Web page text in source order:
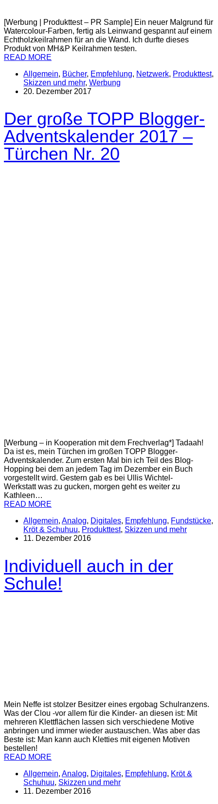
[Werbung | Produkttest – PR Sample] Ein neuer Malgrund für
Watercolour-Farben, fertig als Leinwand gespannt auf einem
Echtholzkeilrahmen für an die Wand. Ich durfte dieses
Produkt von MH&P Keilrahmen testen.
READ MORE
Allgemein, Bücher, Empfehlung, Netzwerk, Produkttest,
Skizzen und mehr, Werbung
20. Dezember 2017
Der große TOPP Blogger-
Adventskalender 2017 –
Türchen Nr. 20
[Werbung – in Kooperation mit dem Frechverlag*] Tadaah!
Da ist es, mein Türchen im großen TOPP Blogger-
Adventskalender. Zum ersten Mal bin ich Teil des Blog-
Hopping bei dem an jedem Tag im Dezember ein Buch
vorgestellt wird. Gestern gab es bei Ullis Wichtel-
Werkstatt was zu gucken, morgen geht es weiter zu
Kathleen…
READ MORE
Allgemein, Analog, Digitales, Empfehlung, Fundstücke,
Kröt & Schuhuu, Produkttest, Skizzen und mehr
11. Dezember 2016
Individuell auch in der
Schule!
Mein Neffe ist stolzer Besitzer eines ergobag Schulranzens.
Was der Clou -vor allem für die Kinder- an diesen ist: Mit
mehreren Klettflächen lassen sich verschiedene Motive
anbringen und immer wieder austauschen. Was aber das
Beste ist: Man kann auch Kletties mit eigenen Motiven
bestellen!
READ MORE
Allgemein, Analog, Digitales, Empfehlung, Kröt &
Schuhuu, Skizzen und mehr
11. Dezember 2016